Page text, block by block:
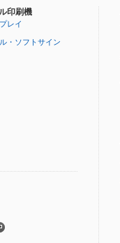
印刷機
レイ
・ソフトサイン